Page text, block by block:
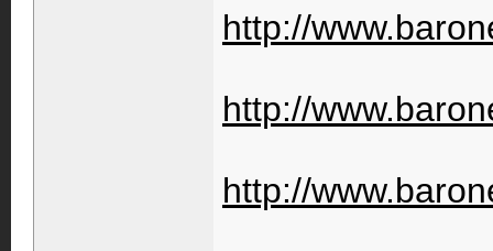
http://
http://
http://